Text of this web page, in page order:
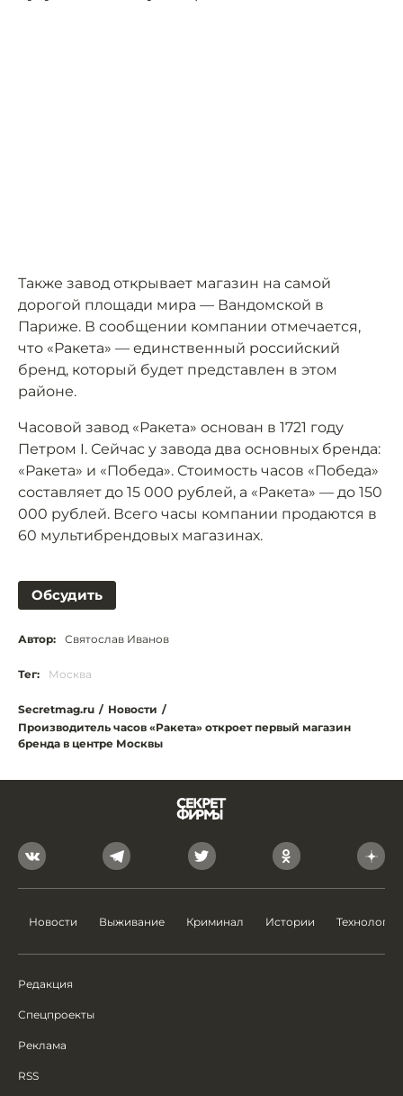
Также завод открывает магазин на самой
дорогой площади мира — Вандомской в
Париже. В сообщении компании отмечается,
что «Ракета» — единственный российский
бренд, который будет представлен в этом
районе.
Часовой завод «Ракета» основан в 1721 году
Петром I. Сейчас у завода два основных бренда:
«Ракета» и «Победа». Стоимость часов «Победа»
составляет до 15 000 рублей, а «Ракета» — до 150
000 рублей. Всего часы компании продаются в
60 мультибрендовых магазинах.
Обсудить
Автор: Святослав Иванов
Тег: Москва
Secretmag.ru / Новости /
Производитель часов «Ракета» откроет первый магазин
бренда в центре Москвы
Новости Выживание Криминал Истории Технологии
Редакция
Спецпроекты
Реклама
RSS